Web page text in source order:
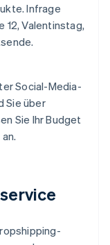
Infrage
12, Valentinstag,
Social-Media-
Sie über
Sie Ihr Budget